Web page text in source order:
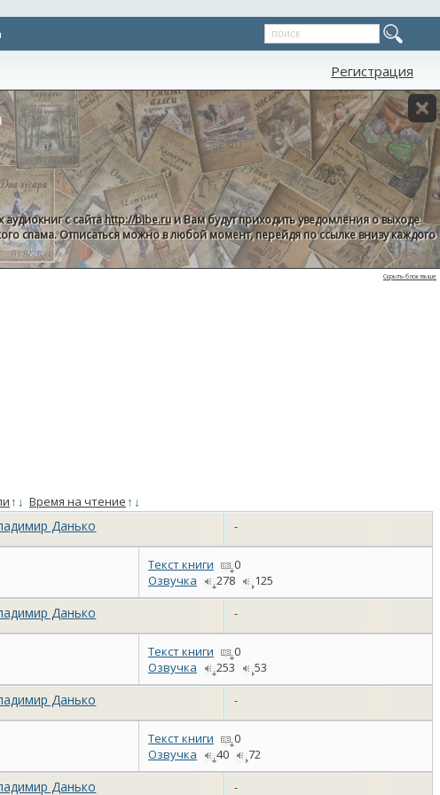
Регистрация
с сайтаhttp://bibe.ruи Вам будут приходить уведомления о выходе
спама. Отписаться можно в любой момент, перейдя по ссылке внизу каждого
Скрыть блок выше
↑ ↓ Время на чтение↑ ↓
Данько -
Текст книги
0
Озвучка
278 125
Данько -
Текст книги
0
Озвучка
253 53
Данько -
Текст книги
0
Озвучка
40 72
Данько -